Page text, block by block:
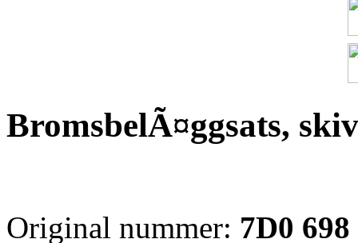
BromsbelÃ¤ggsats,
Original nummer: 7D0